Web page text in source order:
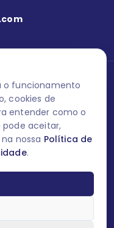
o funcionamento
cookies de
entender como o
pode aceitar,
nossa Política de
.
comunique aquiuma
site contém
profissionais de saúde
M-AS ONE-BR-
seus dados! Caso deseje
momento entrando
na opção